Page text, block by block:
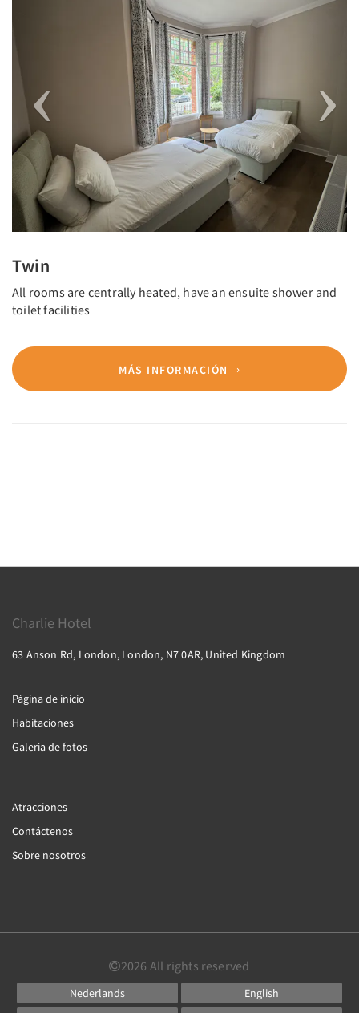
Twin
All rooms are centrally heated, have an ensuite shower and
toilet facilities
MÁS INFORMACIÓN
Charlie Hotel
63 Anson Rd, London, London, N7 0AR, United Kingdom
Página de inicio
Habitaciones
Galería de fotos
Atracciones
Contáctenos
Sobre nosotros
2026 All rights reserved
Nederlands
English
Français
Deutsch